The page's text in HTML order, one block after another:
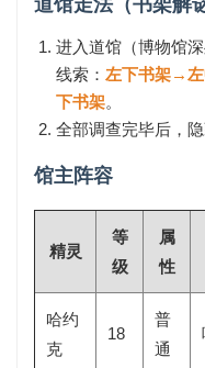
道馆走法（书架解
进入道馆（博物馆
线索： 左下书架→
下书架。
全部调查完毕后，
馆主阵容
精灵
等
级
属
性
哈约
克
18
普
通